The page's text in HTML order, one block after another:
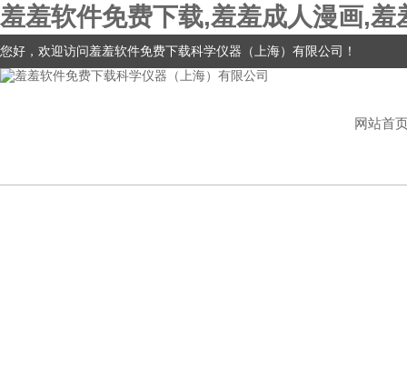
羞羞软件免费下载,羞羞成人漫画,
您好，欢迎访问羞羞软件免费下载科学仪器（上海）有限公司！
网站首